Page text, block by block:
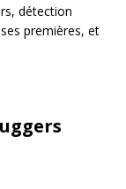
détection
premières, et